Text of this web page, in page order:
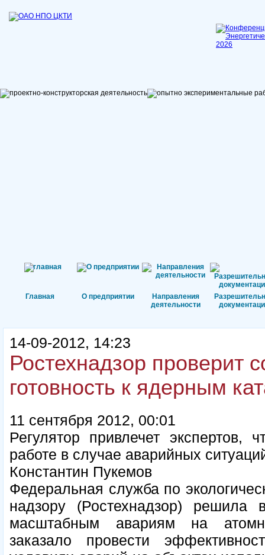
Главная О предприятии
Направления
деятельности
14-09-2012, 14:23
Ростехнадзор проверит
готовность к ядерным
11 сентября 2012, 00:01
Регулятор привлечет экспертов,
работе в случае аварийных
Константин Пукемов
Федеральная служба по
надзору (Ростехнадзор) решила
масштабным авариям на
заказало провести